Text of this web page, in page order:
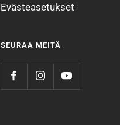
Evästeasetukset
SEURAA MEITÄ